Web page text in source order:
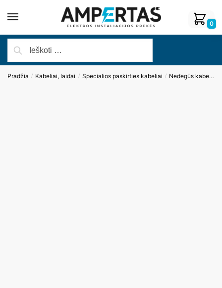
0
Pradžia / Kabeliai, laidai / Specialios paskirties kabeliai / Nedegūs kabeliai